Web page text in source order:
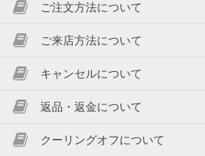
ご注文方法について
ご来店方法について
キャンセルについて
返品・返金について
クーリングオフについて